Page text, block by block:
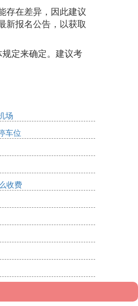
存在差异，因此建议
新报名公告，以获取
定来确定。建议考
场
车位
收费